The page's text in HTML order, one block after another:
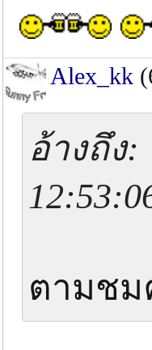
Alex_kk
อ้างถึง:
ตามชม